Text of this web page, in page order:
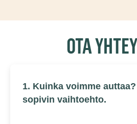
OTA
1. Kuinka voimme
sopivin vaihtoehto.